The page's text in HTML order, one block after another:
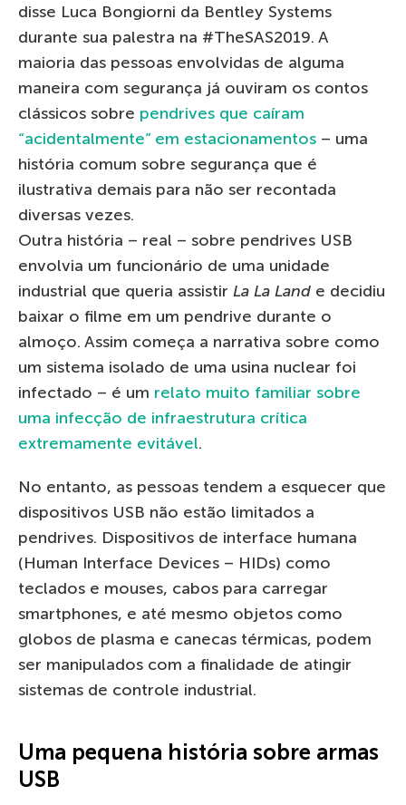
disse Luca Bongiorni da Bentley Systems
durante sua palestra na #TheSAS2019. A
maioria das pessoas envolvidas de alguma
maneira com segurança já ouviram os contos
clássicos sobre pendrives que caíram
“acidentalmente” em estacionamentos – uma
história comum sobre segurança que é
ilustrativa demais para não ser recontada
diversas vezes.
Outra história – real – sobre pendrives USB
envolvia um funcionário de uma unidade
industrial que queria assistir La La Land e decidiu
baixar o filme em um pendrive durante o
almoço. Assim começa a narrativa sobre como
um sistema isolado de uma usina nuclear foi
infectado – é um relato muito familiar sobre
uma infecção de infraestrutura crítica
extremamente evitável.
No entanto, as pessoas tendem a esquecer que
dispositivos USB não estão limitados a
pendrives. Dispositivos de interface humana
(Human Interface Devices – HIDs) como
teclados e mouses, cabos para carregar
smartphones, e até mesmo objetos como
globos de plasma e canecas térmicas, podem
ser manipulados com a finalidade de atingir
sistemas de controle industrial.
Uma pequena história sobre armas
USB